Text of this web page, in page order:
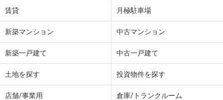
賃貸 月極駐車場
新築マンション 中古マンション
新築一戸建て 中古一戸建て
土地を探す 投資物件を探す
店舗/事業用 倉庫/トランクルーム